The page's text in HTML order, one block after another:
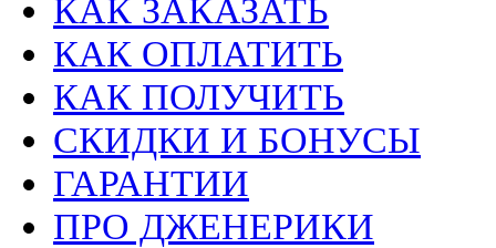
КАК ЗАКАЗАТЬ
КАК ОПЛАТИТЬ
КАК ПОЛУЧИТЬ
СКИДКИ И БОНУСЫ
ГАРАНТИИ
ПРО ДЖЕНЕРИКИ